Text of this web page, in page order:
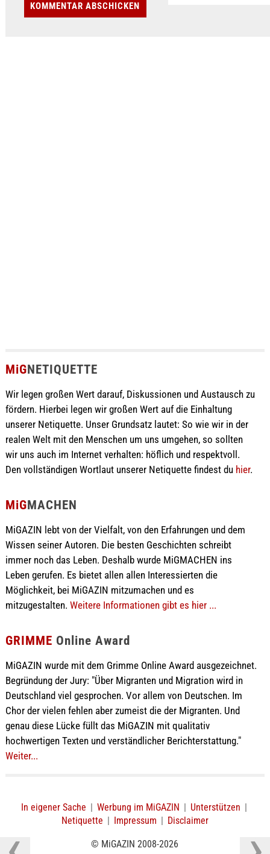
MiGNETIQUETTE
Wir legen großen Wert darauf, Diskussionen und Austausch zu
fördern. Hierbei legen wir großen Wert auf die Einhaltung
unserer Netiquette. Unser Grundsatz lautet: So wie wir in der
realen Welt mit den Menschen um uns umgehen, so sollten
wir uns auch im Internet verhalten: höflich und respektvoll.
Den vollständigen Wortlaut unserer Netiquette findest du hier.
MiGMACHEN
MiGAZIN lebt von der Vielfalt, von den Erfahrungen und dem
Wissen seiner Autoren. Die besten Geschichten schreibt
immer noch das Leben. Deshalb wurde MiGMACHEN ins
Leben gerufen. Es bietet allen allen Interessierten die
Möglichkeit, bei MiGAZIN mitzumachen und es
mitzugestalten. Weitere Informationen gibt es hier ...
GRIMME Online Award
MiGAZIN wurde mit dem Grimme Online Award ausgezeichnet.
Begründung der Jury: "Über Migranten und Migration wird in
Deutschland viel gesprochen. Vor allem von Deutschen. Im
Chor der vielen fehlen aber zumeist die der Migranten. Und
genau diese Lücke füllt das MiGAZIN mit qualitativ
hochwertigen Texten und verständlicher Berichterstattung."
Weiter...
In eigener Sache | Werbung im MiGAZIN | Unterstützen |
Netiquette | Impressum | Disclaimer
© MiGAZIN 2008-2026